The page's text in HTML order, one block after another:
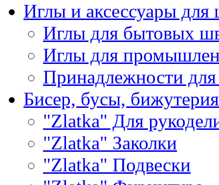
Иглы и аксессуары
Иглы для бытовых
Иглы для
Принадлежности
Бисер, бусы, бижутерия
"Zlatka" Для
"Zlatka" Заколки
"Zlatka" Подвески